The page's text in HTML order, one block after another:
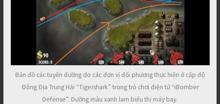
Bản đồ các tuyến đường do các đơn vị đối phương thực hiện ở cấp độ
Đông Địa Trung Hải “Tigershark” trong trò chơi điện tử “iBomber
Defense”. Đường màu xanh lam biểu thị máy bay.